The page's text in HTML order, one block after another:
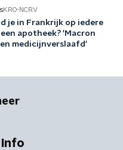
KRO-NCRV
je in Frankrijk op iedere
apotheek? 'Macron
medicijnverslaafd'
Info